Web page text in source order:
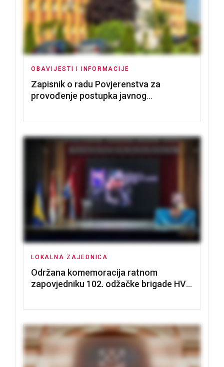
OBAVIJESTI I INFORMACIJE
Zapisnik o radu Povjerenstva za
provođenje postupka javnog
LOKALNA ZAJEDNICA
Održana komemoracija ratnom
zapovjedniku 102. odžačke brigade HVO